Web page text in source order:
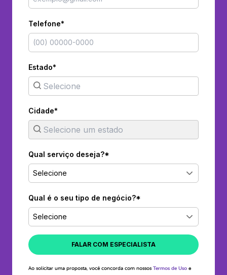
Telefone*
Estado*
Cidade*
Qual serviço deseja?*
Selecione
Qual é o seu tipo de negócio?*
Selecione
FALAR COM ESPECIALISTA
Ao solicitar uma proposta, você concorda com nossos Termos de Uso e